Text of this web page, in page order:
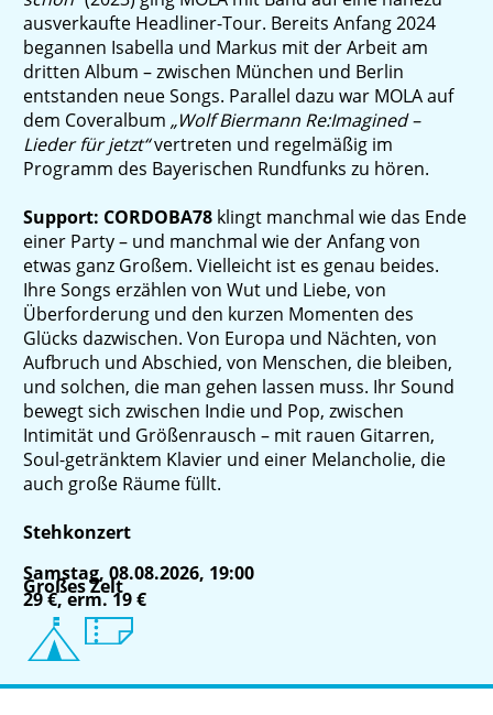
ausverkaufte Headliner-Tour. Bereits Anfang 2024
begannen Isabella und Markus mit der Arbeit am
dritten Album – zwischen München und Berlin
entstanden neue Songs. Parallel dazu war MOLA auf
dem Coveralbum „Wolf Biermann Re:Imagined –
Lieder für jetzt“vertreten und regelmäßig im
Programm des Bayerischen Rundfunks zu hören.
Support: CORDOBA78 klingt manchmal wie das Ende
einer Party – und manchmal wie der Anfang von
etwas ganz Großem. Vielleicht ist es genau beides.
Ihre Songs erzählen von Wut und Liebe, von
Überforderung und den kurzen Momenten des
Glücks dazwischen. Von Europa und Nächten, von
Aufbruch und Abschied, von Menschen, die bleiben,
und solchen, die man gehen lassen muss. Ihr Sound
bewegt sich zwischen Indie und Pop, zwischen
Intimität und Größenrausch – mit rauen Gitarren,
Soul-getränktem Klavier und einer Melancholie, die
auch große Räume füllt.
Stehkonzert
Samstag, 08.08.2026, 19:00
Großes Zelt
29 €, erm. 19 €